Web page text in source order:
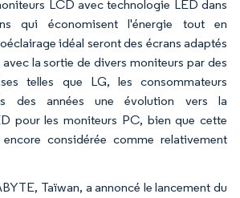
LCD avec technologie LED dans
qui économisent l'énergie tout en
idéal seront des écrans adaptés
avec la sortie de divers moniteurs par des
telles que LG, les consommateurs
des années une évolution vers la
pour les moniteurs PC, bien que cette
considérée comme relativement
Taïwan, a annoncé le lancement du